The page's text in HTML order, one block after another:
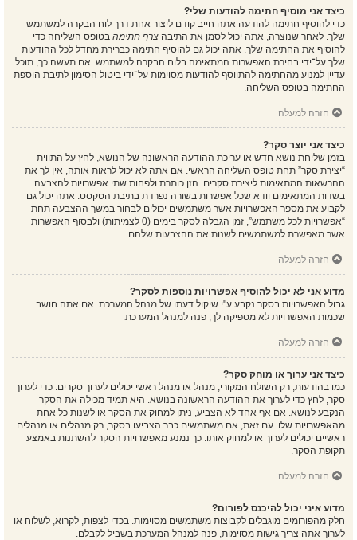
כיצד אני מוסיף חתימה להודעות שלי?
כדי להוסיף חתימה להודעה אתה חייב קודם ליצור אחת דרך לוח הבקרה למשתמש
שלך. לאחר שנוצרה, אתה יכול לסמן את התיבה צרף חתימה בטופס השליחה כדי
להוסיף את החתימה שלך. אתה יכול גם להוסיף חתימה כברירת מחדל לכל ההודעות
שלך על־ידי בחירת האפשרות המתאימה בלוח הבקרה למשתמש. אם תעשה כך, תוכל
עדיין למנוע מהחתימה להתווסף להודעות מסוימות על־ידי ביטול הסימון לתיבת הוספת
החתימה בטופס השליחה.
חזרה למעלה
כיצד אני יוצר סקר?
בזמן שליחת נושא חדש או עריכת ההודעה הראשונה של הנושא, לחץ על התווית
“יצירת סקר” תחת טופס השליחה הראשי. אם אתה לא יכול לראות אותה, אין לך את
ההרשאות המתאימות ליצירת סקרים. הזן כותרת ולפחות שתי אפשרויות להצבעה
בשדות המתאימים וודא שכל אפשרות בשורה נפרדת בתיבת הטקסט. אתה יכול גם
לקבוע את מספר האפשרויות אשר משתמשים יכולים לבחור במשך ההצבעה תחת
“אפשרויות לכל משתמש”, זמן הגבלה לסקר בימים (0 לצמיתות) ולבסוף האפשרות
אשר מאפשרת למשתמשים לשנות את ההצבעות שלהם.
חזרה למעלה
מדוע אני לא יכול להוסיף אפשרויות נוספות לסקר?
גבול האפשרויות בסקר נקבע ע"י שיקול דעתו של מנהל המערכת. אם אתה חושב
שכמות האפשרויות לא מספיקה לך, פנה למנהל המערכת.
חזרה למעלה
כיצד אני ערוך או מוחק סקר?
כמו בהודעות, רק השולח המקורי, מנהל או מנהל ראשי יכולים לערוך סקרים. כדי לערוך
סקר, לחץ כדי לערוך את ההודעה הראשונה בנושא. היא תמיד מכילה את הסקר
הנקבע לנושא. אם אף אחד לא הצביע, ניתן למחוק את הסקר או לשנות כל אחת
מהאפשרויות שלו. עם זאת, אם משתמשים כבר הצביעו בסקר, רק מנהלים או מנהלים
ראשיים יכולים לערוך או למחוק אותו. כך נמנע מאפשרויות הסקר להשתנות באמצע
תקופת הסקר.
חזרה למעלה
מדוע איני יכול להיכנס לפורום?
חלק מהפורומים מוגבלים לקבוצות משתמשים מסוימות. בכדי לצפות, לקרוא, לשלוח או
לערוך אתה צריך גישות מסוימות, פנה למנהל המערכת בשביל לקבלם.